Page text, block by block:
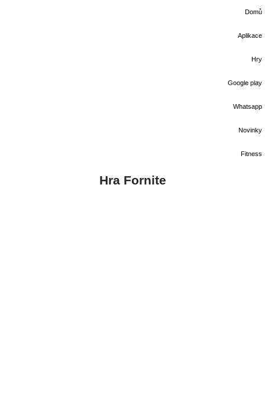
Domů
Aplikace
Hry
Google play
Whatsapp
Novinky
Fitness
Hra Fornite